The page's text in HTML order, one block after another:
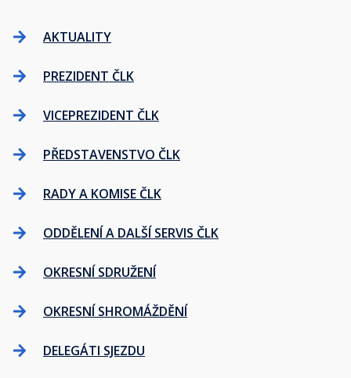
AKTUALITY
PREZIDENT ČLK
VICEPREZIDENT ČLK
PŘEDSTAVENSTVO ČLK
RADY A KOMISE ČLK
ODDĚLENÍ A DALŠÍ SERVIS ČLK
OKRESNÍ SDRUŽENÍ
OKRESNÍ SHROMÁŽDĚNÍ
DELEGÁTI SJEZDU